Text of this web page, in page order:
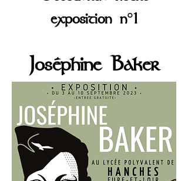
exposition n°1
Joséphine Baker